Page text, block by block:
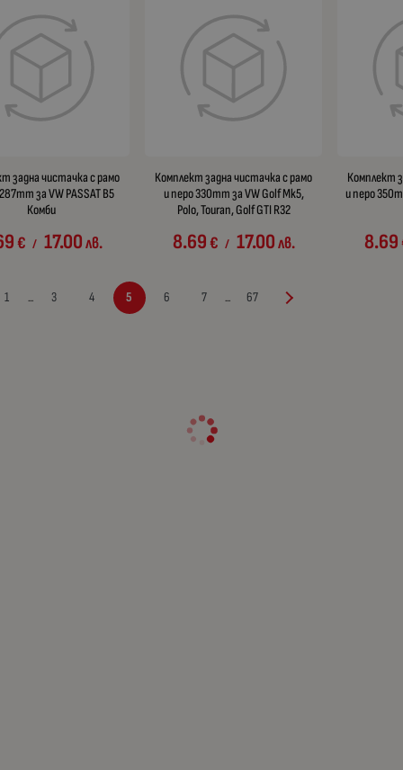
задна чистачка с рамо
за VW PASSAT B5
Комби
€ / 17.00лв.
Комплект задна чистачка с рамо
и перо 330mm за VW Golf Mk5,
Polo, Touran, Golf GTI R32
8.69€ / 17.00лв.
Комплект
и перо
8.69
1 ... 3 4 5 6 7 ... 67